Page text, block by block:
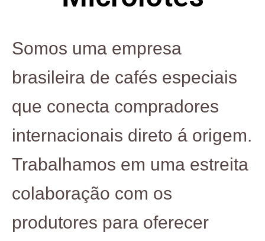
Somos uma empresa
brasileira de cafés especiais
que conecta compradores
internacionais direto á origem.
Trabalhamos em uma estreita
colaboração com os
produtores para oferecer